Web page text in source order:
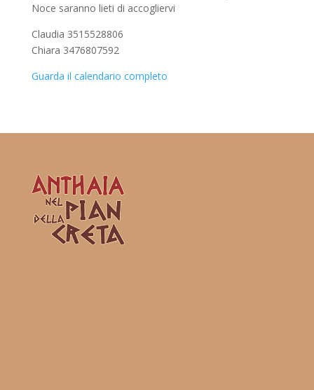
Noce saranno lieti di accogliervi
Claudia 3515528806
Chiara 3476807592
Guarda il calendario completo